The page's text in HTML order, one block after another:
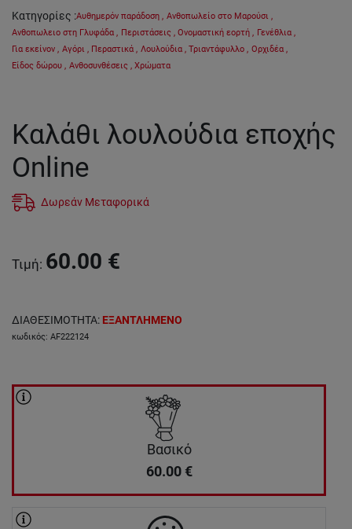
Κατηγορίες :Αυθημερόν παράδοση , Ανθοπωλείο στο Μαρούσι ,
Ανθοπωλειο στη Γλυφάδα , Περιστάσεις , Ονομαστική εορτή , Γενέθλια ,
Για εκείνον , Αγόρι , Περαστικά , Λουλούδια , Τριαντάφυλλο , Ορχιδέα ,
Είδος δώρου , Ανθοσυνθέσεις , Χρώματα
Καλάθι λουλούδια εποχής
Online
Δωρεάν Μεταφορικά
Τιμή: 60.00 €
ΔΙΑΘΕΣΙΜΟΤΗΤΑ: ΕΞΑΝΤΛΗΜΕΝΟ
κωδικός: AF222124
Βασικό
60.00 €